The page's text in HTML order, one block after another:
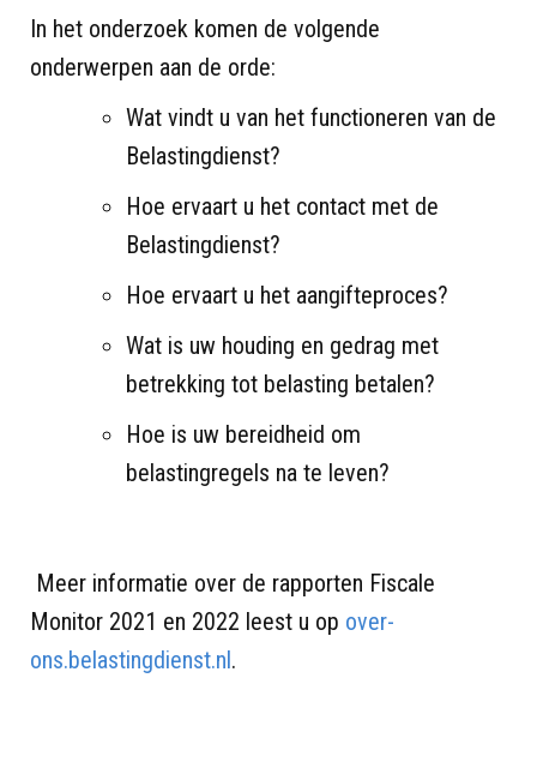
In het onderzoek komen de volgende
onderwerpen aan de orde:
Wat vindt u van het functioneren van de
Belastingdienst?
Hoe ervaart u het contact met de
Belastingdienst?
Hoe ervaart u het aangifteproces?
Wat is uw houding en gedrag met
betrekking tot belasting betalen?
Hoe is uw bereidheid om
belastingregels na te leven?
Meer informatie over de rapporten Fiscale
Monitor 2021 en 2022 leest u op over-
ons.belastingdienst.nl.